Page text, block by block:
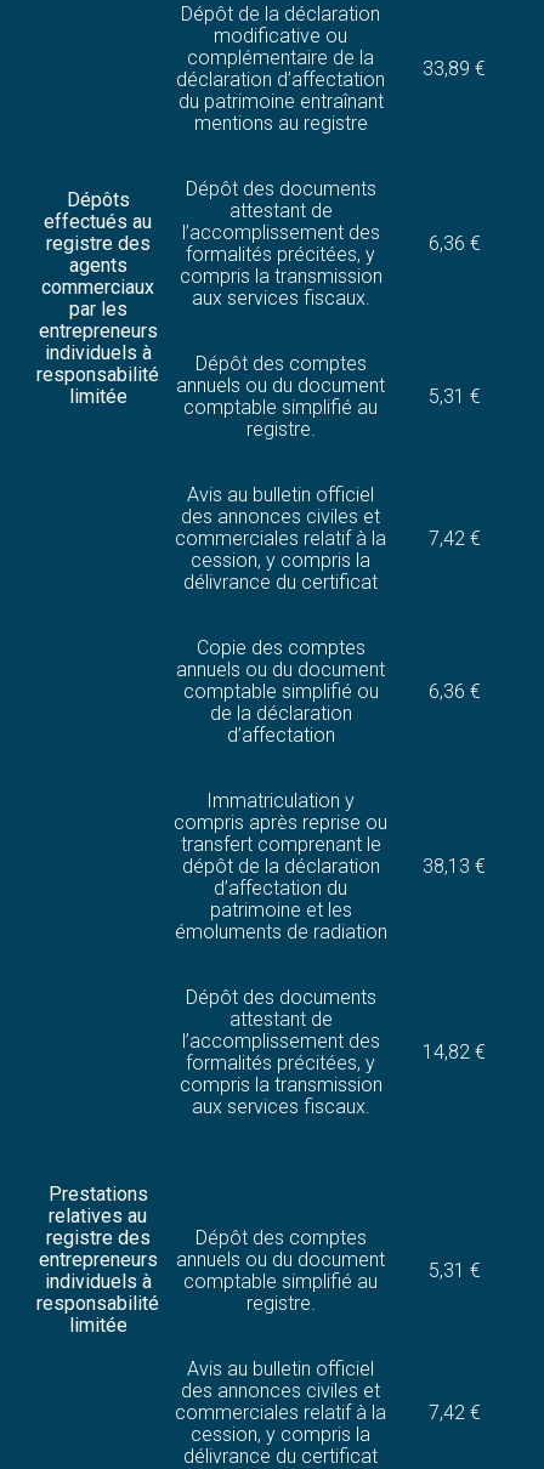
Dépôts
effectués au
registre des
agents
commerciaux
par les
entrepreneurs
individuels à
responsabilité
limitée
Dépôt de la déclaration
modificative ou
complémentaire de la
déclaration d’affectation
du patrimoine entraînant
mentions au registre
33,89 €
Dépôt des documents
attestant de
l’accomplissement des
formalités précitées, y
compris la transmission
aux services fiscaux.
6,36 €
Dépôt des comptes
annuels ou du document
comptable simplifié au
registre.
5,31 €
Avis au bulletin officiel
des annonces civiles et
commerciales relatif à la
cession, y compris la
délivrance du certificat
7,42 €
Copie des comptes
annuels ou du document
comptable simplifié ou
de la déclaration
d’affectation
6,36 €
Prestations
relatives au
registre des
entrepreneurs
individuels à
responsabilité
limitée
Immatriculation y
compris après reprise ou
transfert comprenant le
dépôt de la déclaration
d’affectation du
patrimoine et les
émoluments de radiation
38,13 €
Dépôt des documents
attestant de
l’accomplissement des
formalités précitées, y
compris la transmission
aux services fiscaux.
14,82 €
Dépôt des comptes
annuels ou du document
comptable simplifié au
registre.
5,31 €
Avis au bulletin officiel
des annonces civiles et
commerciales relatif à la
cession, y compris la
délivrance du certificat
7,42 €